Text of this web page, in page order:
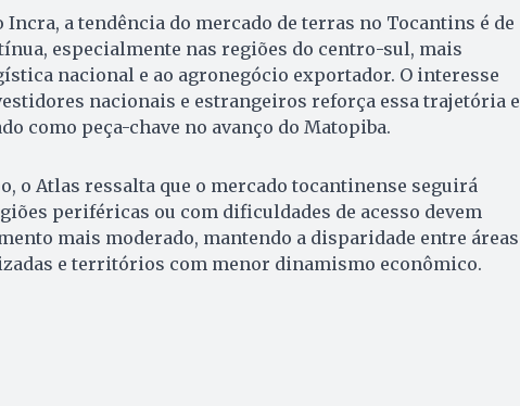
Incra, a tendência do mercado de terras no Tocantins é de
especialmente nas regiões do centro-sul, mais
nacional e ao agronegócio exportador. O interesse
nacionais e estrangeiros reforça essa trajetória e
como peça-chave no avanço do Matopiba.
o Atlas ressalta que o mercado tocantinense seguirá
periféricas ou com dificuldades de acesso devem
mais moderado, mantendo a disparidade entre áreas
e territórios com menor dinamismo econômico.